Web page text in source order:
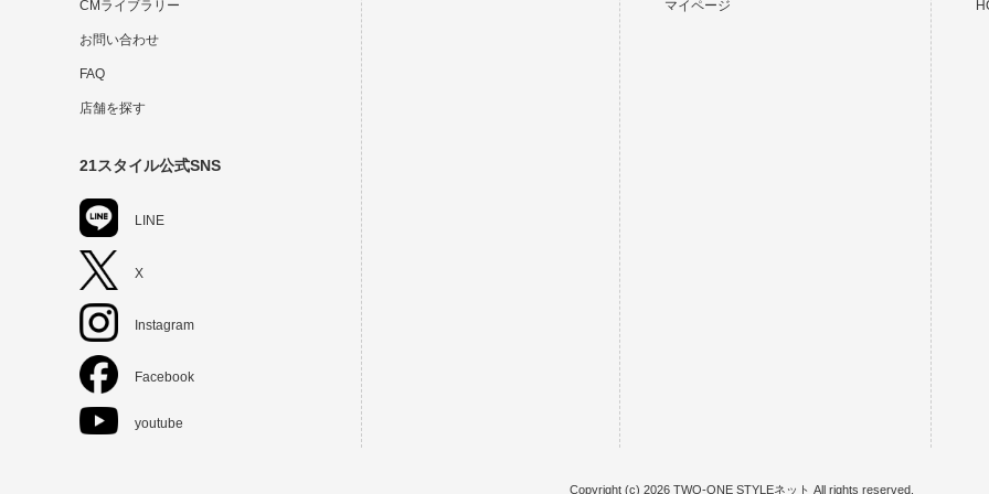
CMライブラリー
お問い合わせ
FAQ
店舗を探す
21スタイル公式SNS
LINE
X
Instagram
Facebook
youtube
マイページ
Copyright (c) 2026 TWO-ONE STYLEネット All rights reserved.